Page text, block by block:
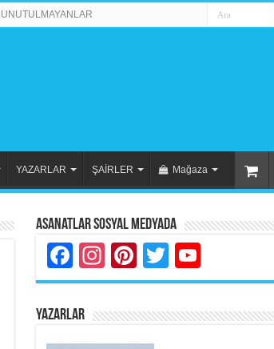
UNUTULMAYANLAR
YAZARLAR ŞAİRLER Mağaza
Asanatlar Sosyal Medyada
Facebook
Instagram
Pinterest
Twitter
YAZARLAR